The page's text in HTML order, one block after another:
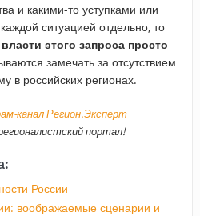
и какими-то уступками или
ситуацией отдельно, то
этого запроса просто
замечать за отсутствием
в российских регионах.
канал Регион.Эксперт
портал!
России
воображаемые сценарии и